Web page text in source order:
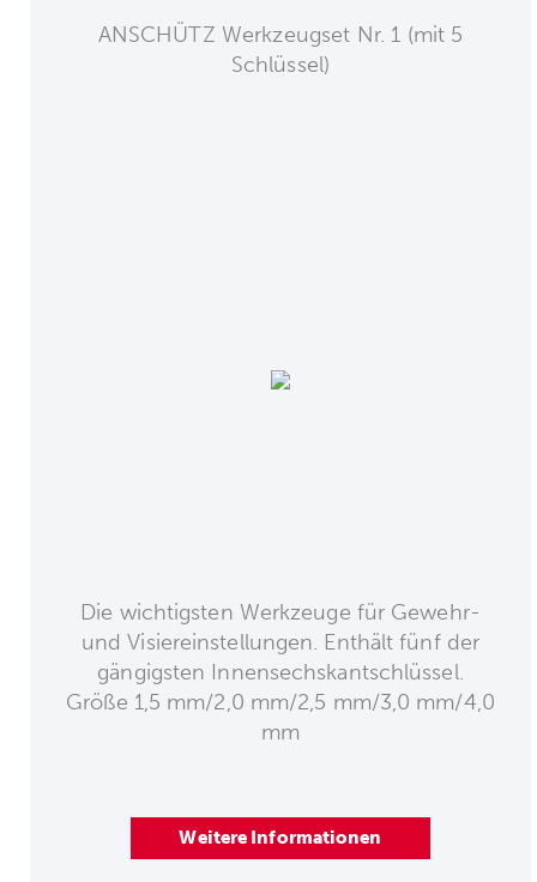
ANSCHÜTZ Werkzeugset Nr. 1 (mit 5
Schlüssel)
Die wichtigsten Werkzeuge für Gewehr-
und Visiereinstellungen. Enthält fünf der
gängigsten Innensechskantschlüssel.
Größe 1,5 mm/2,0 mm/2,5 mm/3,0 mm/4,0
mm
Weitere Informationen